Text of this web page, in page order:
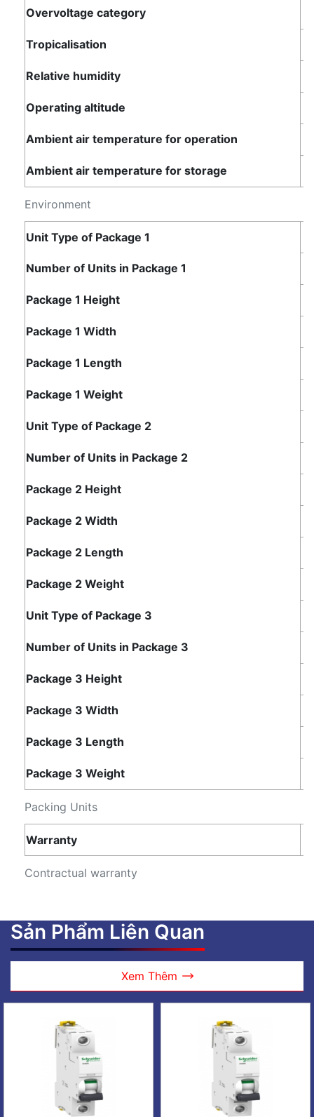
Environment
Overvoltage category
Tropicalisation
Relative humidity
Operating altitude
Ambient air temperature for operation
Ambient air temperature for storage
Packing Units
Unit Type of Package 1
Number of Units in Package 1
Package 1 Height
Package 1 Width
Package 1 Length
Package 1 Weight
Unit Type of Package 2
Number of Units in Package 2
Package 2 Height
Package 2 Width
Package 2 Length
Package 2 Weight
Unit Type of Package 3
Number of Units in Package 3
Package 3 Height
Package 3 Width
Package 3 Length
Package 3 Weight
Contractual warranty
Warranty
Sản Phẩm Liên Quan
Xem Thêm